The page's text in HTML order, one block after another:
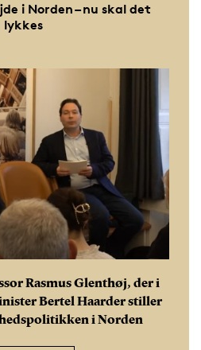
i Norden – nu skal det
lykkes
Rasmus Glenthøj, der i
Bertel Haarder stiller
i Norden